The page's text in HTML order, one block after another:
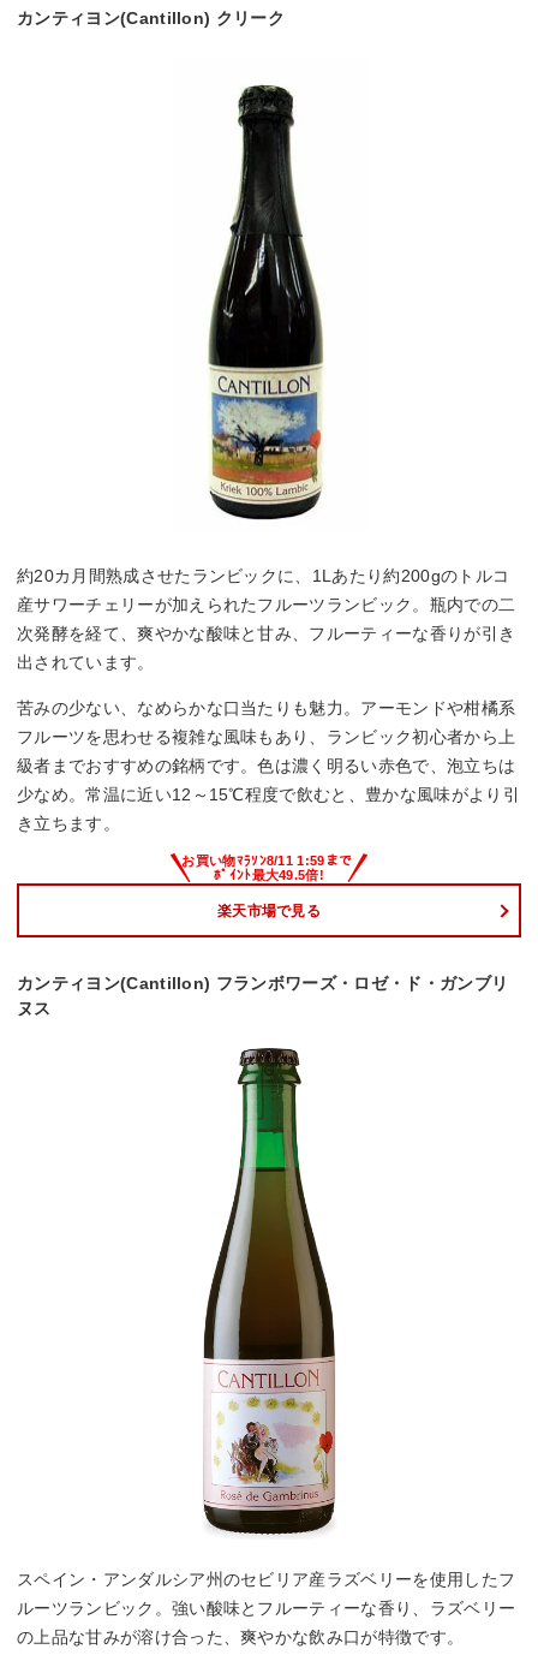
カンティヨン(Cantillon) クリーク
約20カ月間熟成させたランビックに、1Lあたり約200gのトルコ
産サワーチェリーが加えられたフルーツランビック。瓶内での二
次発酵を経て、爽やかな酸味と甘み、フルーティーな香りが引き
出されています。
苦みの少ない、なめらかな口当たりも魅力。アーモンドや柑橘系
フルーツを思わせる複雑な風味もあり、ランビック初心者から上
級者までおすすめの銘柄です。色は濃く明るい赤色で、泡立ちは
少なめ。常温に近い12～15℃程度で飲むと、豊かな風味がより引
き立ちます。
楽天市場で見る
カンティヨン(Cantillon) フランボワーズ・ロゼ・ド・ガンブリ
ヌス
スペイン・アンダルシア州のセビリア産ラズベリーを使用したフ
ルーツランビック。強い酸味とフルーティーな香り、ラズベリー
の上品な甘みが溶け合った、爽やかな飲み口が特徴です。